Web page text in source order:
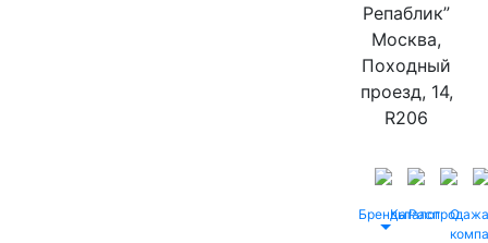
Репаблик”
Москва,
Походный
проезд, 14,
R206
БрендыКаталог
Распродажа
О